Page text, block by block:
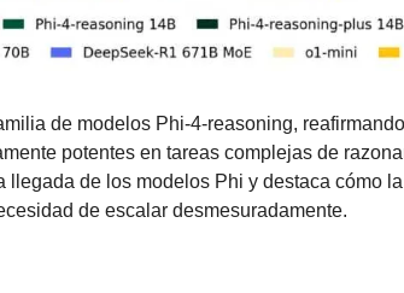
de modelos Phi-4-reasoning,
potentes en tareas complejas de
llegada de los modelos Phi y destaca cómo
de escalar desmesuradamente.